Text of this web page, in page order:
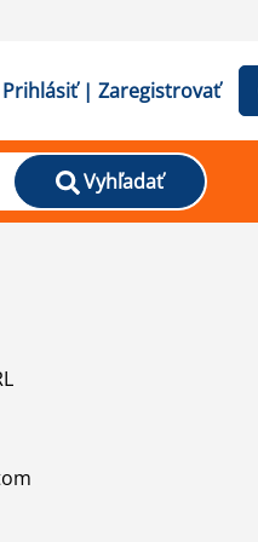
Prihlásiť | Zaregistrovať
Vyhľadať